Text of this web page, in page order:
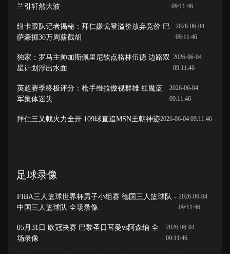
兰引轩然大波
09:11:46
纽卡跟队记者揭秘：拜仁嫌戈登溢价放弃竞价 巴
萨豪掷30万周薪截胡
2026-06-04
09:11:46
独家：罗马主帅加斯佩里尼钦点格林伍德 边路双
星计划浮出水面
2026-06-04
09:11:46
英超赛季终极评分：枪手维拉傲视群雄 红魔蓝
军集体迷失
2026-06-04
09:11:46
拜仁三叉戟火力全开 109球直追MSN王朝神迹2026-06-04 09:11:46
足球录像
FIBA三人篮球世界杯男子小组赛 德国三人篮球队 -
中国三人篮球队 全场录像
2026-06-04
09:11:46
05月31日 欧冠决赛 巴黎圣日耳曼vs阿森纳 全
场录像
2026-06-04
09:11:46